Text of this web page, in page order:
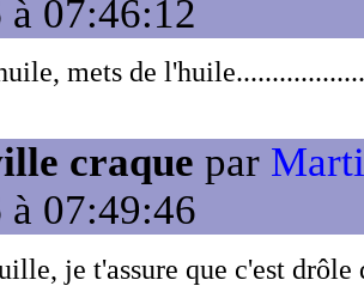
07:46:12
mets de l'huile..................
craque par
07:49:46
je t'assure que c'est